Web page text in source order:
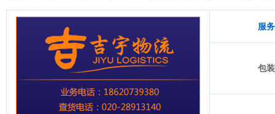
服
包